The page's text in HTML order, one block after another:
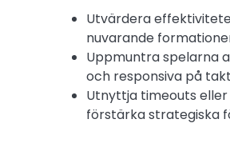
Utvärdera
nuvarande
Uppmuntra spelarna
och responsiva på
Utnyttja timeouts
förstärka strategiska